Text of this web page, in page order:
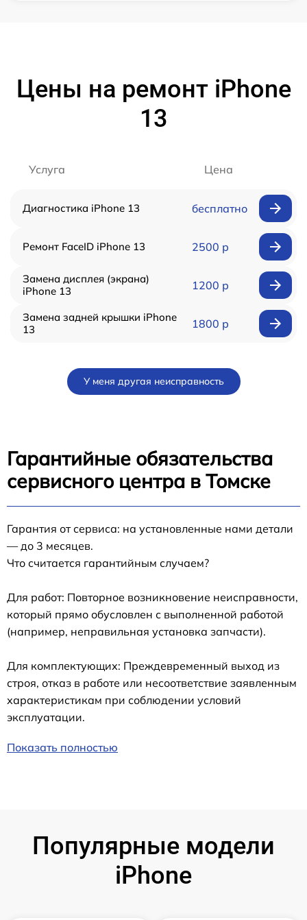
Цены на ремонт iPhone
13
Услуга Цена
Диагностика iPhone 13 бесплатно
Ремонт FaceID iPhone 13 2500 р
Замена дисплея (экрана)
iPhone 13
1200 р
Замена задней крышки iPhone
13
1800 р
У меня другая неисправность
Гарантийные обязательства
сервисного центра в Томске
Гарантия от сервиса: на установленные нами детали
— до 3 месяцев.
Что считается гарантийным случаем?
Для работ: Повторное возникновение неисправности,
который прямо обусловлен с выполненной работой
(например, неправильная установка запчасти).
Для комплектующих: Преждевременный выход из
строя, отказ в работе или несоответствие заявленным
характеристикам при соблюдении условий
эксплуатации.
Показать полностью
Популярные модели
iPhone